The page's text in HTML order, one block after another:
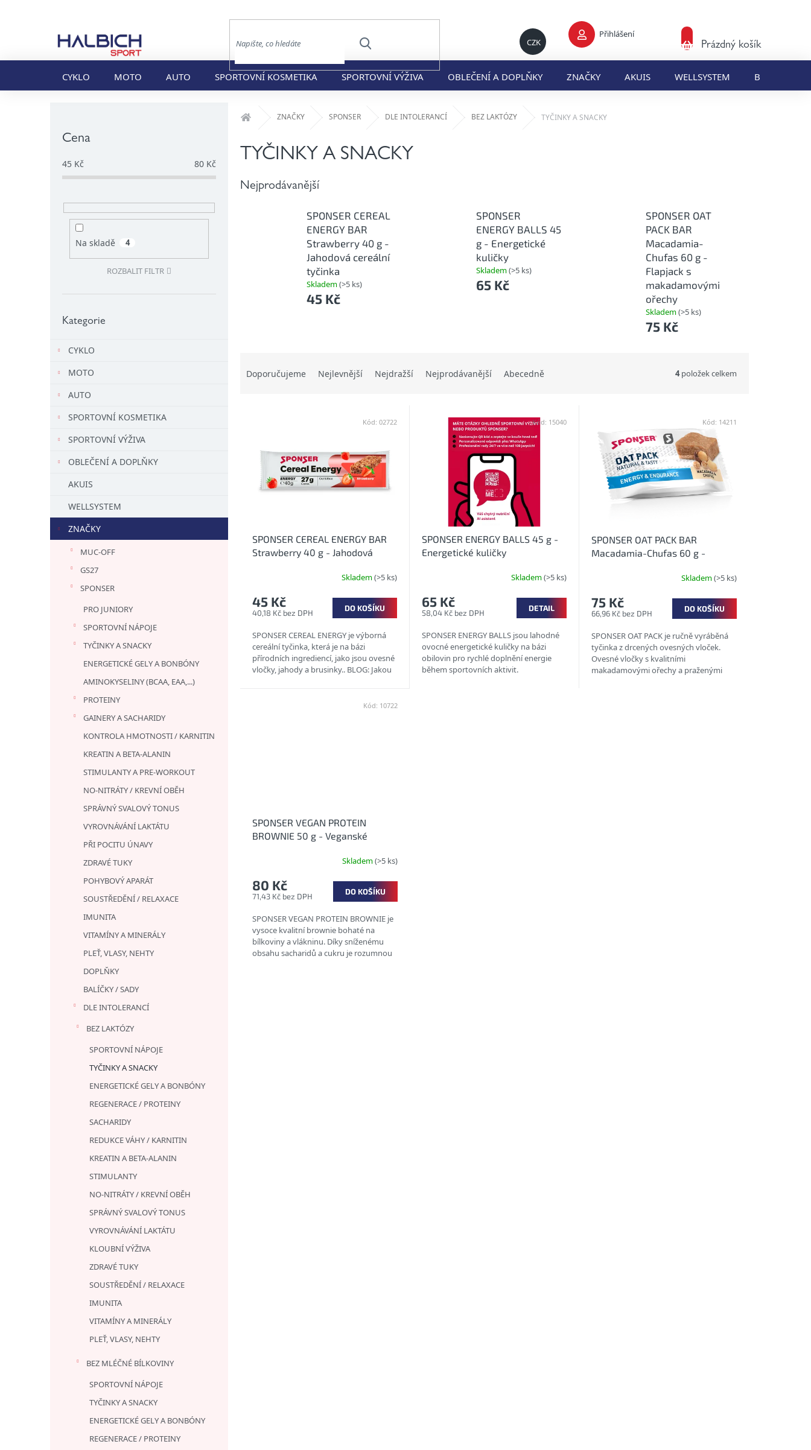
CZK
Přihlášení
HLEDAT
Nákupní
košík
Prázdný košík
CYKLO MOTO AUTO SPORTOVNÍ KOSMETIKA SPORTOVNÍ VÝŽIVA OBLEČENÍ A DOPLŇKY ZNAČKY AKUIS WELLSYSTEM BLOG
Cena
45 Kč 80 Kč
Na skladě 4
ROZBALIT FILTR
kategorie
Kategorie
CYKLO
MOTO
AUTO
SPORTOVNÍ KOSMETIKA
SPORTOVNÍ VÝŽIVA
OBLEČENÍ A DOPLŇKY
AKUIS
WELLSYSTEM
ZNAČKY
MUC-OFF
GS27
SPONSER
PRO JUNIORY
SPORTOVNÍ NÁPOJE
TYČINKY A SNACKY
ENERGETICKÉ GELY A BONBÓNY
AMINOKYSELINY (BCAA, EAA,...)
PROTEINY
GAINERY A SACHARIDY
KONTROLA HMOTNOSTI / KARNITIN
KREATIN A BETA-ALANIN
STIMULANTY A PRE-WORKOUT
NO-NITRÁTY / KREVNÍ OBĚH
SPRÁVNÝ SVALOVÝ TONUS
VYROVNÁVÁNÍ LAKTÁTU
PŘI POCITU ÚNAVY
ZDRAVÉ TUKY
POHYBOVÝ APARÁT
SOUSTŘEDĚNÍ / RELAXACE
IMUNITA
VITAMÍNY A MINERÁLY
PLEŤ, VLASY, NEHTY
DOPLŇKY
BALÍČKY / SADY
DLE INTOLERANCÍ
BEZ LAKTÓZY
SPORTOVNÍ NÁPOJE
TYČINKY A SNACKY
ENERGETICKÉ GELY A BONBÓNY
REGENERACE / PROTEINY
SACHARIDY
REDUKCE VÁHY / KARNITIN
KREATIN A BETA-ALANIN
STIMULANTY
NO-NITRÁTY / KREVNÍ OBĚH
SPRÁVNÝ SVALOVÝ TONUS
VYROVNÁVÁNÍ LAKTÁTU
KLOUBNÍ VÝŽIVA
ZDRAVÉ TUKY
SOUSTŘEDĚNÍ / RELAXACE
IMUNITA
VITAMÍNY A MINERÁLY
PLEŤ, VLASY, NEHTY
BEZ MLÉČNÉ BÍLKOVINY
SPORTOVNÍ NÁPOJE
TYČINKY A SNACKY
ENERGETICKÉ GELY A BONBÓNY
REGENERACE / PROTEINY
Domů ZNAČKY SPONSER DLE INTOLERANCÍ BEZ LAKTÓZY TYČINKY A SNACKY
TYČINKY A SNACKY
Nejprodávanější
SPONSER CEREAL
ENERGY BAR
Strawberry 40 g -
Jahodová cereální
tyčinka
Skladem(>5 ks)
45 Kč
SPONSER
ENERGY BALLS 45
g - Energetické
kuličky
Skladem(>5 ks)
65 Kč
SPONSER OAT
PACK BAR
Macadamia-
Chufas 60 g -
Flapjack s
makadamovými
ořechy
Skladem(>5 ks)
75 Kč
Doporučujeme Nejlevnější Nejdražší Nejprodávanější Abecedně 4položek celkem
SPONSER CEREAL ENERGY BAR
Strawberry 40 g - Jahodová
Skladem(>5 ks)
40,18 Kč bez DPH
45 Kč DO KOŠÍKU
SPONSER CEREAL ENERGY je výborná
cereální tyčinka, která je na bázi
přírodních ingrediencí, jako jsou ovesné
vločky, jahody a brusinky.. BLOG: Jakou
Kód: 02722
SPONSER ENERGY BALLS 45 g -
Energetické kuličky
Skladem(>5 ks)
58,04 Kč bez DPH
65 Kč DETAIL
SPONSER ENERGY BALLS jsou lahodné
ovocné energetické kuličky na bázi
obilovin pro rychlé doplnění energie
během sportovních aktivit.
Kód: 15040
SPONSER OAT PACK BAR
Macadamia-Chufas 60 g -
Skladem(>5 ks)
66,96 Kč bez DPH
75 Kč DO KOŠÍKU
SPONSER OAT PACK je ručně vyráběná
tyčinka z drcených ovesných vloček.
Ovesné vločky s kvalitními
makadamovými ořechy a praženými
Kód: 14211
SPONSER VEGAN PROTEIN
BROWNIE 50 g - Veganské
Skladem(>5 ks)
71,43 Kč bez DPH
80 Kč DO KOŠÍKU
SPONSER VEGAN PROTEIN BROWNIE je
vysoce kvalitní brownie bohaté na
bílkoviny a vlákninu. Díky sníženému
obsahu sacharidů a cukru je rozumnou
Kód: 10722